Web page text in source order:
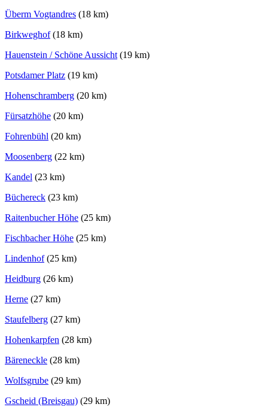
Überm Vogtandres (18 km)
Birkweghof(18 km)
Hauenstein / Schöne Aussicht(19 km)
Potsdamer Platz (19 km)
Hohenschramberg (20 km)
Fürsatzhöhe (20 km)
Fohrenbühl (20 km)
Moosenberg (22 km)
Kandel (23 km)
Büchereck (23 km)
Raitenbucher Höhe (25 km)
Fischbacher Höhe (25 km)
Lindenhof(25 km)
Heidburg (26 km)
Herne (27 km)
Staufelberg (27 km)
Hohenkarpfen (28 km)
Bäreneckle (28 km)
Wolfsgrube (29 km)
Gscheid (Breisgau) (29 km)